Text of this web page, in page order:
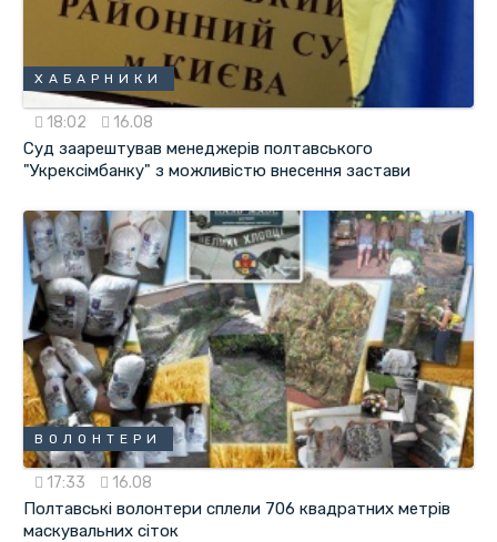
ХАБАРНИКИ
18:02 16.08
Суд заарештував менеджерів полтавського
"Укрексімбанку" з можливістю внесення застави
ВОЛОНТЕРИ
17:33 16.08
Полтавські волонтери сплели 706 квадратних метрів
маскувальних сіток